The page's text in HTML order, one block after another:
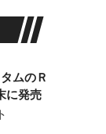
ムのＲ
に発売